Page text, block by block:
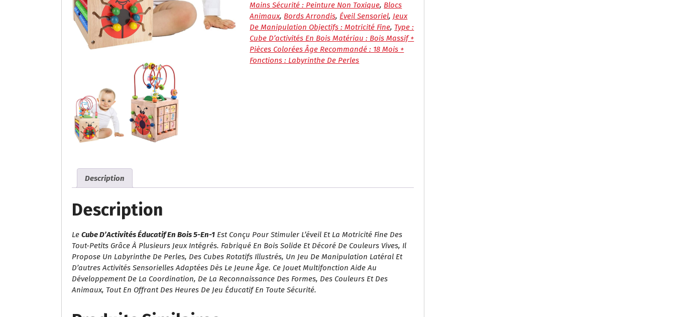
Mains Sécurité : Peinture Non Toxique, Blocs
Animaux, Bords Arrondis, Éveil Sensoriel, Jeux
De Manipulation Objectifs : Motricité Fine, Type :
Cube D’activités En Bois Matériau : Bois Massif +
Pièces Colorées Âge Recommandé : 18 Mois +
Fonctions : Labyrinthe De Perles
Description
Description
Le Cube D’Activités Éducatif En Bois 5-En-1 Est Conçu Pour Stimuler L’éveil Et La Motricité Fine Des
Tout-Petits Grâce À Plusieurs Jeux Intégrés. Fabriqué En Bois Solide Et Décoré De Couleurs Vives, Il
Propose Un Labyrinthe De Perles, Des Cubes Rotatifs Illustrés, Un Jeu De Manipulation Latéral Et
D’autres Activités Sensorielles Adaptées Dès Le Jeune Âge. Ce Jouet Multifonction Aide Au
Développement De La Coordination, De La Reconnaissance Des Formes, Des Couleurs Et Des
Animaux, Tout En Offrant Des Heures De Jeu Éducatif En Toute Sécurité.